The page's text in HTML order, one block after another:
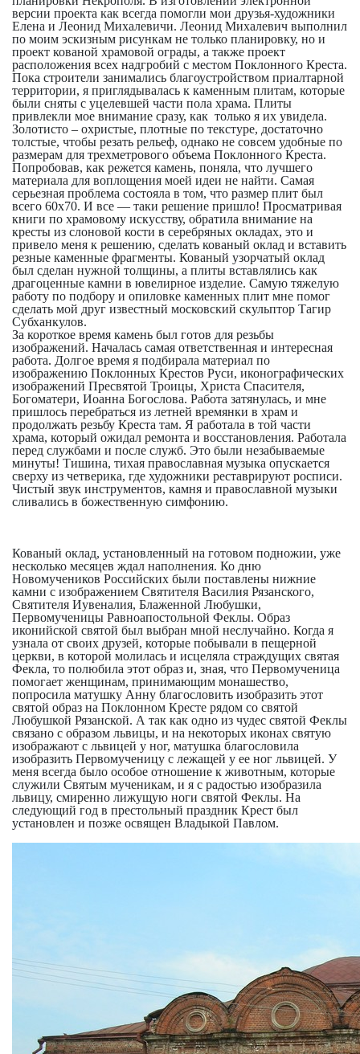
версии проекта как всегда помогли мои друзья-художники
Елена и Леонид Михалевичи. Леонид Михалевич выполнил
по моим эскизным рисункам не только планировку, но и
проект кованой храмовой ограды, а также проект
расположения всех надгробий с местом Поклонного Креста.
Пока строители занимались благоустройством приалтарной
территории, я приглядывалась к каменным плитам, которые
были сняты с уцелевшей части пола храма. Плиты
привлекли мое внимание сразу, как только я их увидела.
Золотисто – охристые, плотные по текстуре, достаточно
толстые, чтобы резать рельеф, однако не совсем удобные по
размерам для трехметрового объема Поклонного Креста.
Попробовав, как режется камень, поняла, что лучшего
материала для воплощения моей идеи не найти. Самая
серьезная проблема состояла в том, что размер плит был
всего 60х70. И все — таки решение пришло! Просматривая
книги по храмовому искусству, обратила внимание на
кресты из слоновой кости в серебряных окладах, это и
привело меня к решению, сделать кованый оклад и вставить
резные каменные фрагменты. Кованый узорчатый оклад
был сделан нужной толщины, а плиты вставлялись как
драгоценные камни в ювелирное изделие. Самую тяжелую
работу по подбору и опиловке каменных плит мне помог
сделать мой друг известный московский скульптор Тагир
Субханкулов.
За короткое время камень был готов для резьбы
изображений. Началась самая ответственная и интересная
работа. Долгое время я подбирала материал по
изображению Поклонных Крестов Руси, иконографических
изображений Пресвятой Троицы, Христа Спасителя,
Богоматери, Иоанна Богослова. Работа затянулась, и мне
пришлось перебраться из летней времянки в храм и
продолжать резьбу Креста там. Я работала в той части
храма, который ожидал ремонта и восстановления. Работала
перед службами и после служб. Это были незабываемые
минуты! Тишина, тихая православная музыка опускается
сверху из четверика, где художники реставрируют росписи.
Чистый звук инструментов, камня и православной музыки
сливались в божественную симфонию.
Кованый оклад, установленный на готовом подножии, уже
несколько месяцев ждал наполнения. Ко дню
Новомучеников Российских были поставлены нижние
камни с изображением Святителя Василия Рязанского,
Святителя Иувеналия, Блаженной Любушки,
Первомученицы Равноапостольной Феклы. Образ
иконийской святой был выбран мной неслучайно. Когда я
узнала от своих друзей, которые побывали в пещерной
церкви, в которой молилась и исцеляла страждущих святая
Фекла, то полюбила этот образ и, зная, что Первомученица
помогает женщинам, принимающим монашество,
попросила матушку Анну благословить изобразить этот
святой образ на Поклонном Кресте рядом со святой
Любушкой Рязанской. А так как одно из чудес святой Феклы
связано с образом львицы, и на некоторых иконах святую
изображают с львицей у ног, матушка благословила
изобразить Первомученицу с лежащей у ее ног львицей. У
меня всегда было особое отношение к животным, которые
служили Святым мученикам, и я с радостью изобразила
львицу, смиренно лижущую ноги святой Феклы. На
следующий год в престольный праздник Крест был
установлен и позже освящен Владыкой Павлом.